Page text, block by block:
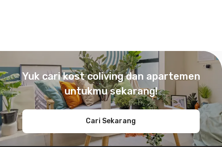
Yuk cari kost coliving dan apartemen
untukmu sekarang!
Cari Sekarang